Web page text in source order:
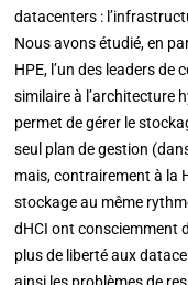
datacenters :
Nous avons étudié, en
HPE, l’un des leaders de
similaire à l’architecture
permet de gérer le
seul plan de gestion
mais, contrairement à la
stockage au même
dHCI ont consciemment
plus de liberté aux